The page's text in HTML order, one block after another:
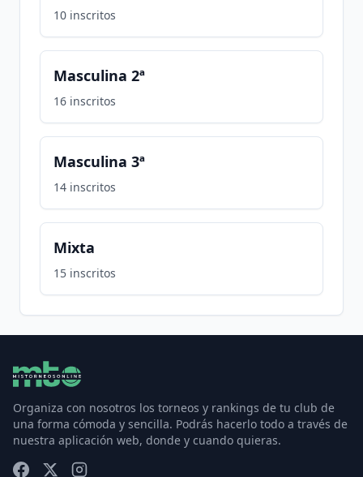
10 inscritos
Masculina 2ª
16 inscritos
Masculina 3ª
14 inscritos
Mixta
15 inscritos
Organiza con nosotros los torneos y rankings de tu club de
una forma cómoda y sencilla. Podrás hacerlo todo a través de
nuestra aplicación web, donde y cuando quieras.